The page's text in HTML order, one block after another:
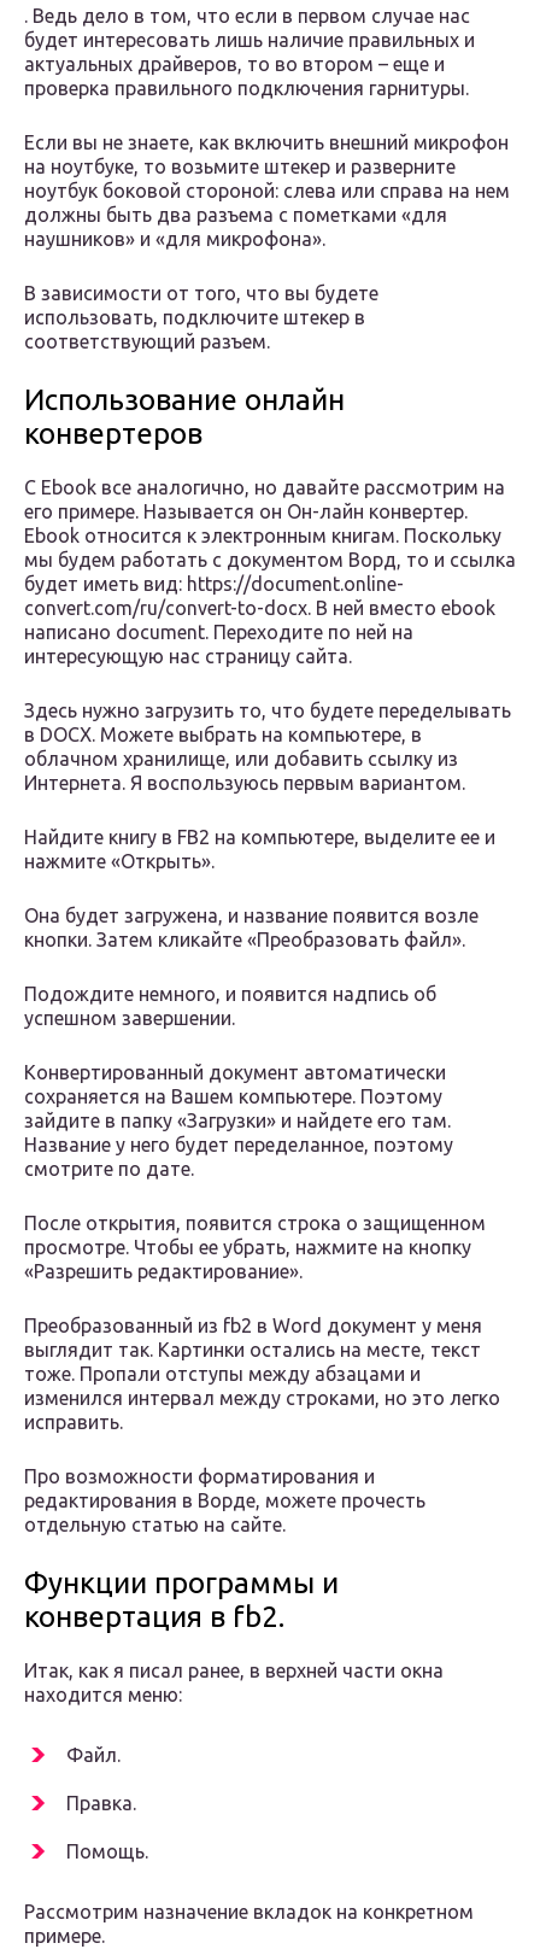
. Ведь дело в том, что если в первом случае нас
будет интересовать лишь наличие правильных и
актуальных драйверов, то во втором – еще и
проверка правильного подключения гарнитуры.
Если вы не знаете, как включить внешний микрофон
на ноутбуке, то возьмите штекер и разверните
ноутбук боковой стороной: слева или справа на нем
должны быть два разъема с пометками «для
наушников» и «для микрофона».
В зависимости от того, что вы будете
использовать, подключите штекер в
соответствующий разъем.
Использование онлайн
конвертеров
С Ebook все аналогично, но давайте рассмотрим на
его примере. Называется он Он-лайн конвертер.
Ebook относится к электронным книгам. Поскольку
мы будем работать с документом Ворд, то и ссылка
будет иметь вид: https://document.online-
convert.com/ru/convert-to-docx. В ней вместо ebook
написано document. Переходите по ней на
интересующую нас страницу сайта.
Здесь нужно загрузить то, что будете переделывать
в DOCX. Можете выбрать на компьютере, в
облачном хранилище, или добавить ссылку из
Интернета. Я воспользуюсь первым вариантом.
Найдите книгу в FB2 на компьютере, выделите ее и
нажмите «Открыть».
Она будет загружена, и название появится возле
кнопки. Затем кликайте «Преобразовать файл».
Подождите немного, и появится надпись об
успешном завершении.
Конвертированный документ автоматически
сохраняется на Вашем компьютере. Поэтому
зайдите в папку «Загрузки» и найдете его там.
Название у него будет переделанное, поэтому
смотрите по дате.
После открытия, появится строка о защищенном
просмотре. Чтобы ее убрать, нажмите на кнопку
«Разрешить редактирование».
Преобразованный из fb2 в Word документ у меня
выглядит так. Картинки остались на месте, текст
тоже. Пропали отступы между абзацами и
изменился интервал между строками, но это легко
исправить.
Про возможности форматирования и
редактирования в Ворде, можете прочесть
отдельную статью на сайте.
Функции программы и
конвертация в fb2.
Итак, как я писал ранее, в верхней части окна
находится меню:
Файл.
Правка.
Помощь.
Рассмотрим назначение вкладок на конкретном
примере.